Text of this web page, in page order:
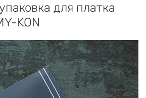
для платка
KON